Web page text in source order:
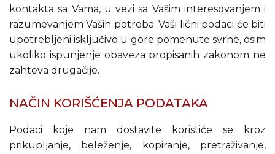
kontakta sa Vama, u vezi sa Vašim interesovanjem i
razumevanjem Vaših potreba. Vaši lični podaci će biti
upotrebljeni isključivo u gore pomenute svrhe, osim
ukoliko ispunjenje obaveza propisanih zakonom ne
zahteva drugačije.
NAČIN KORIŠĆENJA PODATAKA
Podaci koje nam dostavite koristiće se kroz
prikupljanje, beleženje, kopiranje, pretraživanje,